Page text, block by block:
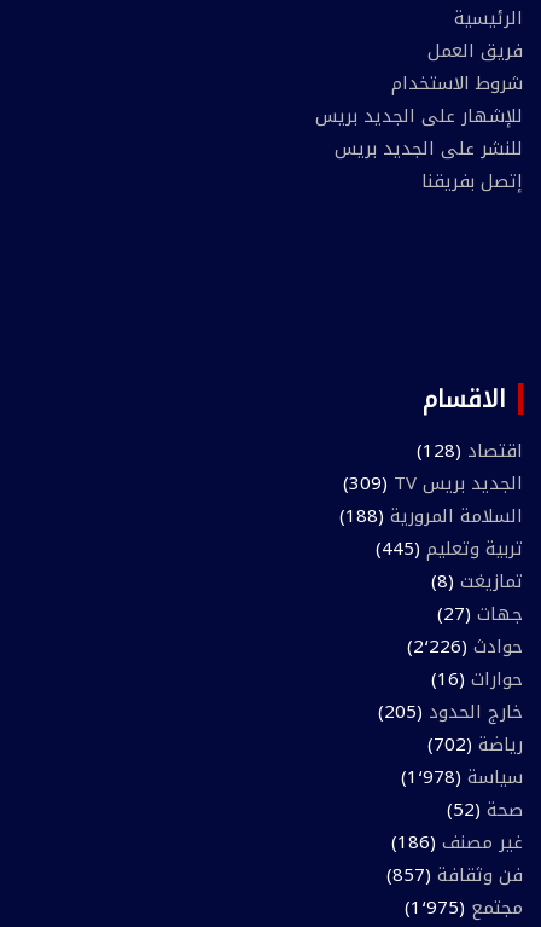
الرئيسية
فريق العمل
شروط الاستخدام
للإشهار على الجديد بريس
للنشر على الجديد بريس
إتصل بفريقنا
الاقسام
اقتصاد (128)
الجديد بريس TV
(309)
السلامة المرورية (188)
تربية وتعليم (445)
تمازيغت (8)
جهات (27)
حوادث (2٬226)
حوارات (16)
خارج الحدود (205)
رياضة (702)
سياسة (1٬978)
صحة (52)
غير مصنف (186)
فن وثقافة (857)
مجتمع (1٬975)